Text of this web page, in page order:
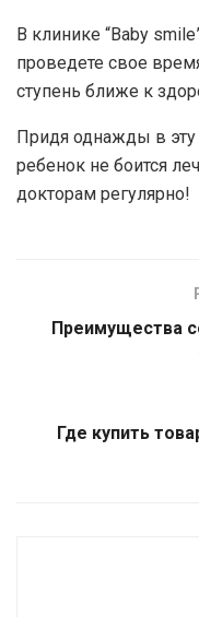
В клинике “Baby
проведете свое
ступень ближе к
Придя однажды в
ребенок не боится
докторам регулярно!
Преимущества
Где купить